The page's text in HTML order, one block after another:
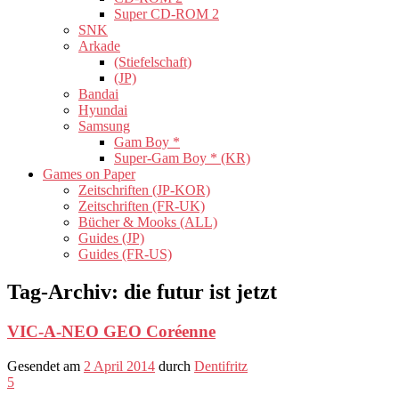
Super CD-ROM 2
SNK
Arkade
(Stiefelschaft)
(JP)
Bandai
Hyundai
Samsung
Gam Boy *
Super-Gam Boy * (KR)
Games on Paper
Zeitschriften (JP-KOR)
Zeitschriften (FR-UK)
Bücher & Mooks (ALL)
Guides (JP)
Guides (FR-US)
Tag-Archiv: die futur ist jetzt
VIC-A-NEO GEO Coréenne
Gesendet am 2 April 2014 durch Dentifritz
5